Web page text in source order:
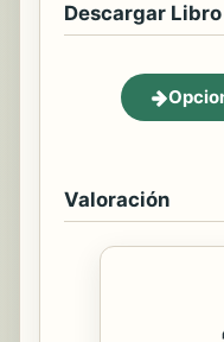
Descargar Libro
Valoración